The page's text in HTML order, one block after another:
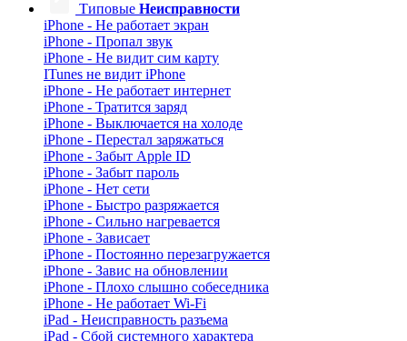
Типовые Неисправности
iPhone - Не работает экран
iPhone - Пропал звук
iPhone - Не видит сим карту
ITunes не видит iPhone
iPhone - Не работает интернет
iPhone - Тратится заряд
iPhone - Выключается на холоде
iPhone - Перестал заряжаться
iPhone - Забыт Apple ID
iPhone - Забыт пароль
iPhone - Нет сети
iPhone - Быстро разряжается
iPhone - Сильно нагревается
iPhone - Зависает
iPhone - Постоянно перезагружается
iPhone - Завис на обновлении
iPhone - Плохо слышно собеседника
iPhone - Не работает Wi-Fi
iPad - Неисправность разъема
iPad - Сбой системного характера